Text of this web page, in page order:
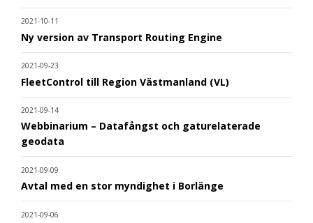
2021-10-11
Ny version av Transport Routing Engine
2021-09-23
FleetControl till Region Västmanland (VL)
2021-09-14
Webbinarium – Datafångst och gaturelaterade
geodata
2021-09-09
Avtal med en stor myndighet i Borlänge
2021-09-06